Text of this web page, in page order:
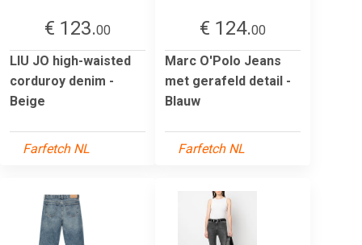
€ 123.00
LIU JO high-waisted
corduroy denim -
Beige
Farfetch NL
€ 124.00
Marc O'Polo Jeans
met gerafeld detail -
Blauw
Farfetch NL